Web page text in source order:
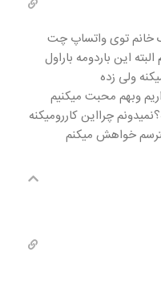
خانم توی واتساپ چت
این باردومه باراول
ولی زده
وبهم محبت میکنیم
چرااین کاررومیکنه
خواهش میکنم